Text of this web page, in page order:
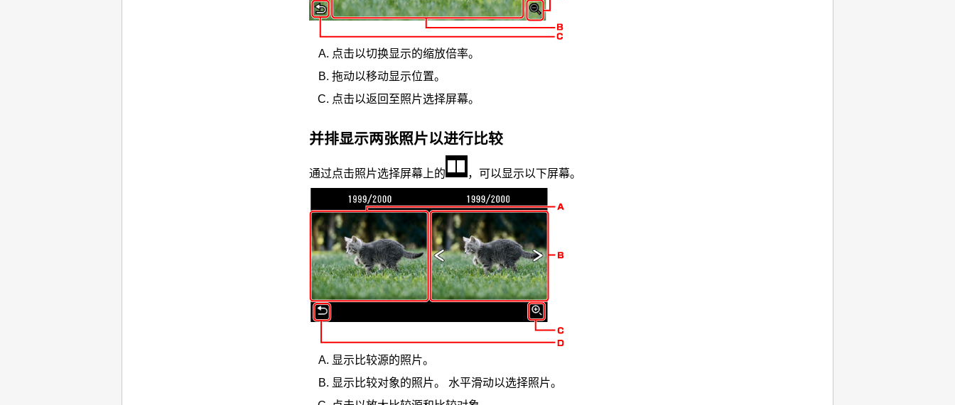
点击以切换显示的缩放倍率。
拖动以移动显示位置。
点击以返回至照片选择屏幕。
并排显示两张照片以进行比较
通过点击照片选择屏幕上的 ，可以显示以下屏幕。
显示比较源的照片。
显示比较对象的照片。
水平滑动以选择照片。